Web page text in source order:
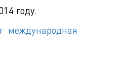
году.
международная